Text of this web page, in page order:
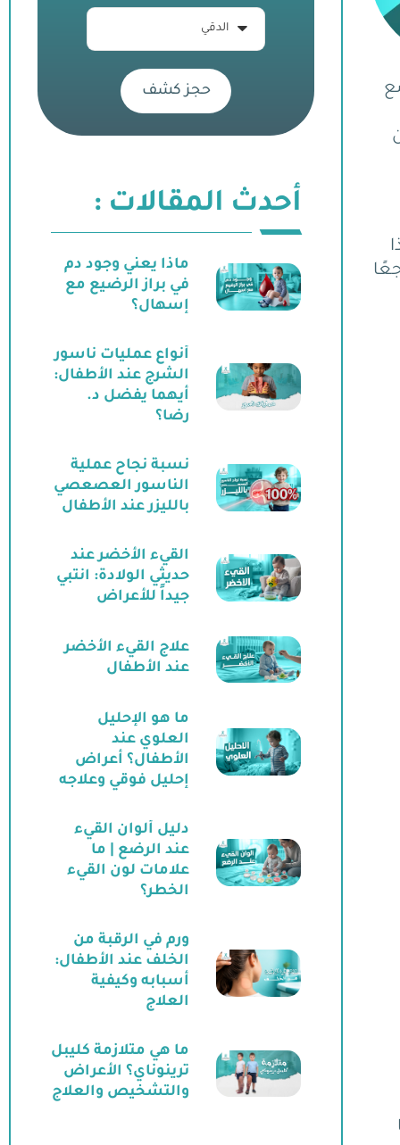
حجز كشف
أحدث المقالات :
ماذا يعني وجود دم
في براز الرضيع مع
إسهال؟
أنواع عمليات ناسور
الشرج عند الأطفال:
أيهما يفضل د.
رضا؟
نسبة نجاح عملية
الناسور العصعصي
بالليزر عند الأطفال
القيء الأخضر عند
حديثي الولادة: انتبي
جيداً للأعراض
علاج القيء الأخضر
عند الأطفال
ما هو الإحليل
العلوي عند
الأطفال؟ أعراض
إحليل فوقي وعلاجه
دليل ألوان القيء
عند الرضع | ما
علامات لون القيء
الخطر؟
ورم في الرقبة من
الخلف عند الأطفال:
أسبابه وكيفية
العلاج
ما هي متلازمة كليبل
ترينوناي؟ الأعراض
والتشخيص والعلاج